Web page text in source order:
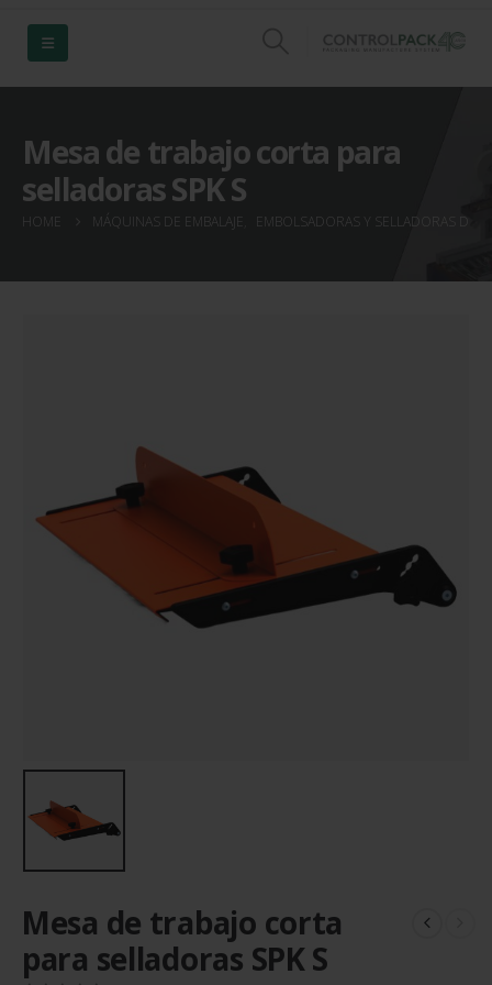
Mesa de trabajo corta para
selladoras SPK S
HOME MÁQUINAS DE EMBALAJE EMBOLSADORAS Y SELLADORAS DE
Mesa de trabajo corta
para selladoras SPK S